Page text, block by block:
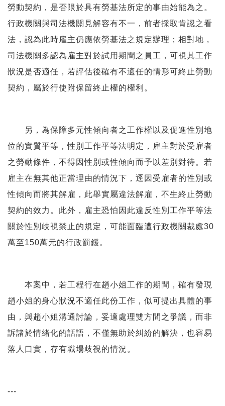
勞動契約，是否限於具有勞基法所定的事由始能為之。
行政機關與司法機關見解容有不一，前者採取肯認之看
法，認為此時雇主仍應依勞基法之規定辦理；相對地，
司法機關多認為雇主對於試用期間之員工，可視其工作
狀況是否適任，若評估後確有不適任的情形可終止勞動
契約，屬於行使附保留終止權的權利。
另，為保障多元性傾向者之工作權以及促進性別地
位的實質平等，性別工作平等法明定，雇主對於受雇者
之勞動條件，不得因性別或性傾向而予以差別對待。若
雇主在無其他正當理由的情況下，逕因受雇者的性別或
性傾向而將其解雇，此舉實屬違法解雇，不生終止勞動
契約的效力。此外，雇主恐怕因此違反性別工作平等法
關於性別歧視禁止的規定，可能面臨遭行政機關裁處30
萬至150萬元的行政罰鍰。
本案中，若工程行在趙小姐工作的期間，確有發現
趙小姐的身心狀況不適任此份工作，似可提出具體的事
由，與趙小姐溝通討論，妥適處理雙方間之爭議，而非
訴諸於情緒化的話語，不僅無助於糾紛的解決，也容易
落人口實，存有職場歧視的情況。
---